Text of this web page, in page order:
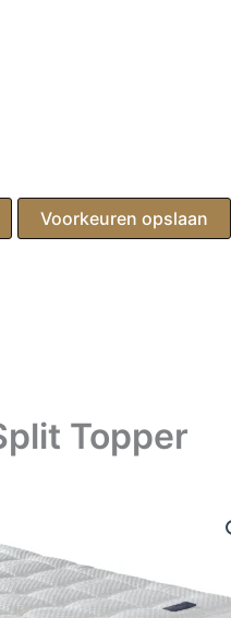
Voorkeuren opslaan
Topper